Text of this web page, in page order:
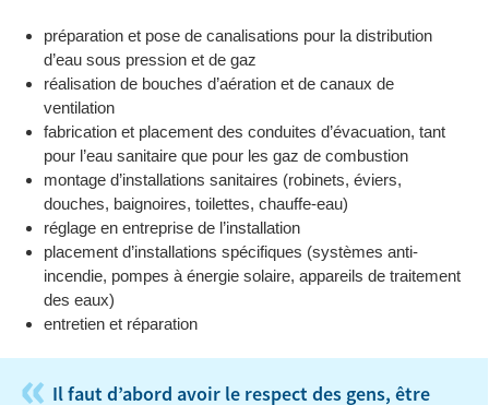
préparation et pose de canalisations pour la distribution
d’eau sous pression et de gaz
réalisation de bouches d’aération et de canaux de
ventilation
fabrication et placement des conduites d’évacuation, tant
pour l’eau sanitaire que pour les gaz de combustion
montage d’installations sanitaires (robinets, éviers,
douches, baignoires, toilettes, chauffe-eau)
réglage en entreprise de l’installation
placement d’installations spécifiques (systèmes anti-
incendie, pompes à énergie solaire, appareils de traitement
des eaux)
entretien et réparation
Il faut d’abord avoir le respect des gens, être